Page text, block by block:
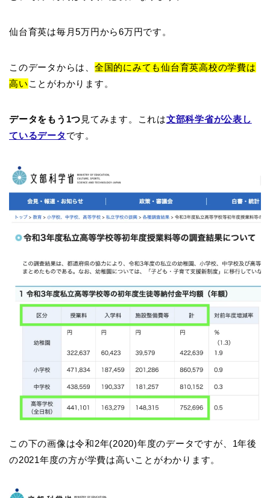
仙台育英は毎月5万円から6万円です。
このデータからは、 全国的にみても仙台育英高校の学費は
高い ことがわかります。
データをもう1つ 見てみます。これは文部科学省が公表し
ているデータ です。
この下の画像は令和2年(2020)年度のデータですが、1年後
の2021年度の方が学費は高いことがわかります。